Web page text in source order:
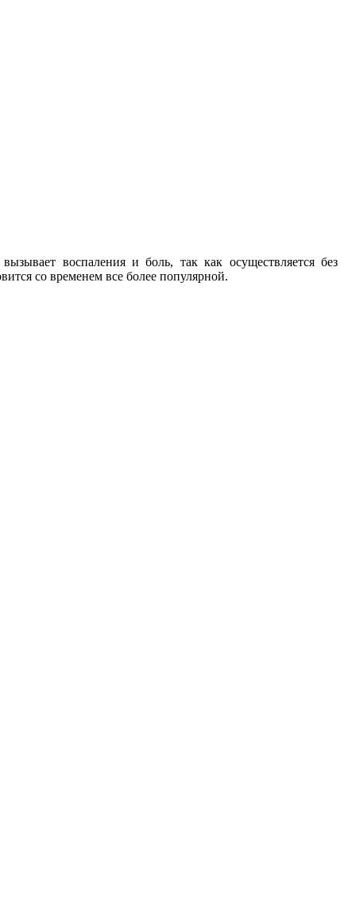
воспаления и боль, так как осуществляется без
со временем все более популярной.